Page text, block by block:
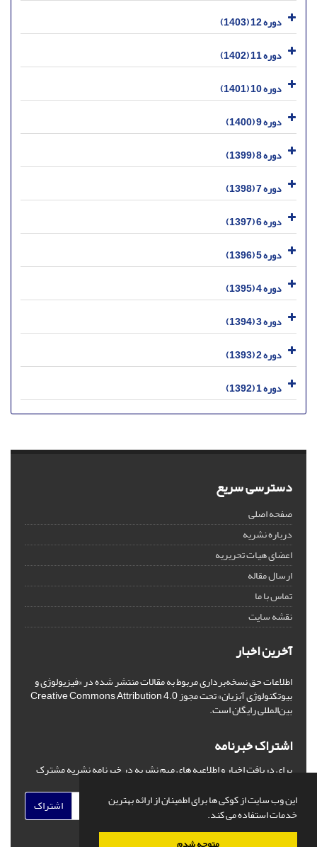
این وب سایت از کوکی ها برای اطمینان از ارائه بهترین
خدمات استفاده می کند.
دوره 12 (1403)
دوره 11 (1402)
دوره 10 (1401)
دوره 9 (1400)
دوره 8 (1399)
دوره 7 (1398)
دوره 6 (1397)
دوره 5 (1396)
دوره 4 (1395)
دوره 3 (1394)
دوره 2 (1393)
دوره 1 (1392)
دسترسی سریع
صفحه اصلی
درباره نشریه
اعضای هیات تحریریه
ارسال مقاله
تماس با ما
نقشه سایت
آخرین اخبار
اطلاعات حق نسخه‌برداری مربوط به مقالات منتشر شده در «فیزیولوژی و
بیوتکنولوژی آبزیان» تحت مجوز Creative Commons Attribution 4.0
بین‌المللی رایگان است.
اشتراک خبرنامه
برای دریافت اخبار و اطلاعیه های مهم نشریه در خبرنامه نشریه مشترک
اشتراک